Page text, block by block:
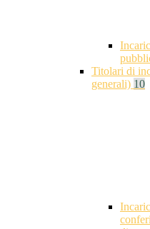
Titolari di
generali) 10